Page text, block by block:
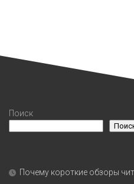
Поиск
Почему короткие обзоры